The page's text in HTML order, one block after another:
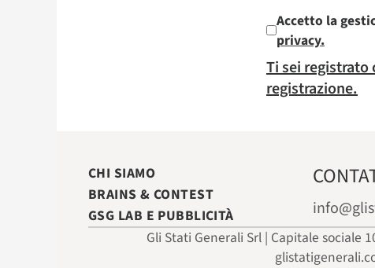
Accetto la
privacy.
Ti sei registrato
registrazione.
CHI SIAMO
BRAINS & CONTEST
GSG LAB E PUBBLICITÀ
Gli Stati Generali Srl | Capitale sociale